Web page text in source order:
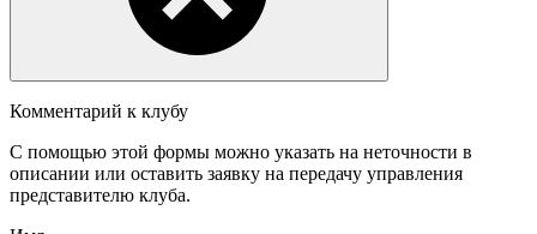
Комментарий к клубу
С помощью этой формы можно указать на неточности в
описании или оставить заявку на передачу управления
представителю клуба.